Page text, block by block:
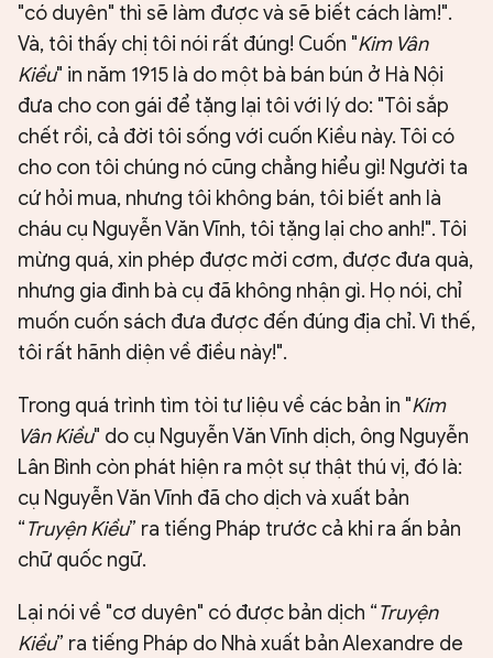
"có duyên" thì sẽ làm được và sẽ biết cách làm!".
Và, tôi thấy chị tôi nói rất đúng! Cuốn "Kim Vân
Kiều" in năm 1915 là do một bà bán bún ở Hà Nội
đưa cho con gái để tặng lại tôi với lý do: "Tôi sắp
chết rồi, cả đời tôi sống với cuốn Kiều này. Tôi có
cho con tôi chúng nó cũng chẳng hiểu gì! Người ta
cứ hỏi mua, nhưng tôi không bán, tôi biết anh là
cháu cụ Nguyễn Văn Vĩnh, tôi tặng lại cho anh!". Tôi
mừng quá, xin phép được mời cơm, được đưa quà,
nhưng gia đình bà cụ đã không nhận gì. Họ nói, chỉ
muốn cuốn sách đưa được đến đúng địa chỉ. Vì thế,
tôi rất hãnh diện về điều này!".
Trong quá trình tìm tòi tư liệu về các bản in "Kim
Vân Kiều" do cụ Nguyễn Văn Vĩnh dịch, ông Nguyễn
Lân Bình còn phát hiện ra một sự thật thú vị, đó là:
cụ Nguyễn Văn Vĩnh đã cho dịch và xuất bản
“Truyện Kiều” ra tiếng Pháp trước cả khi ra ấn bản
chữ quốc ngữ.
Lại nói về "cơ duyên" có được bản dịch “Truyện
Kiều” ra tiếng Pháp do Nhà xuất bản Alexandre de